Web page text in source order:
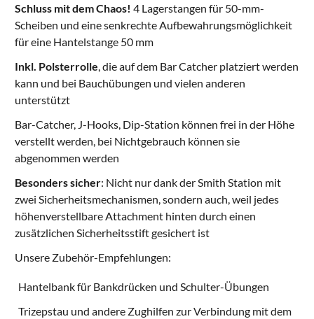
Schluss mit dem Chaos! 4 Lagerstangen für 50-mm-
Scheiben und eine senkrechte Aufbewahrungsmöglichkeit
für eine Hantelstange 50 mm
Inkl. Polsterrolle, die auf dem Bar Catcher platziert werden
kann und bei Bauchübungen und vielen anderen
unterstützt
Bar-Catcher, J-Hooks, Dip-Station können frei in der Höhe
verstellt werden, bei Nichtgebrauch können sie
abgenommen werden
Besonders sicher: Nicht nur dank der Smith Station mit
zwei Sicherheitsmechanismen, sondern auch, weil jedes
höhenverstellbare Attachment hinten durch einen
zusätzlichen Sicherheitsstift gesichert ist
Unsere Zubehör-Empfehlungen:
Hantelbank für Bankdrücken und Schulter-Übungen
Trizepstau und andere Zughilfen zur Verbindung mit dem